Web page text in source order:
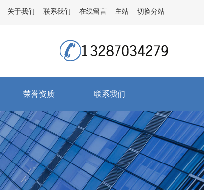
关于我们 联系我们 在线留言 主站 切换分站
荣誉资质 联系我们